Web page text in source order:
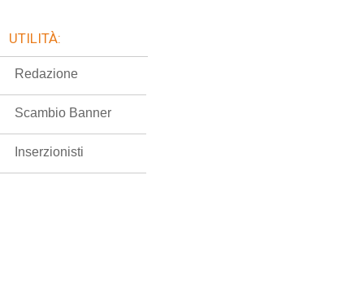
UTILITÀ:
Redazione
Scambio Banner
Inserzionisti